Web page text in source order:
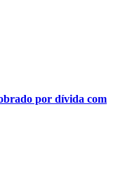
por dívida com